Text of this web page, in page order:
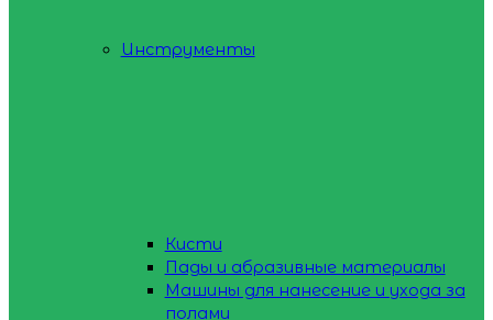
Инструменты
Кисти
Пады и абразивные материалы
Машины для нанесение и ухода за
полами